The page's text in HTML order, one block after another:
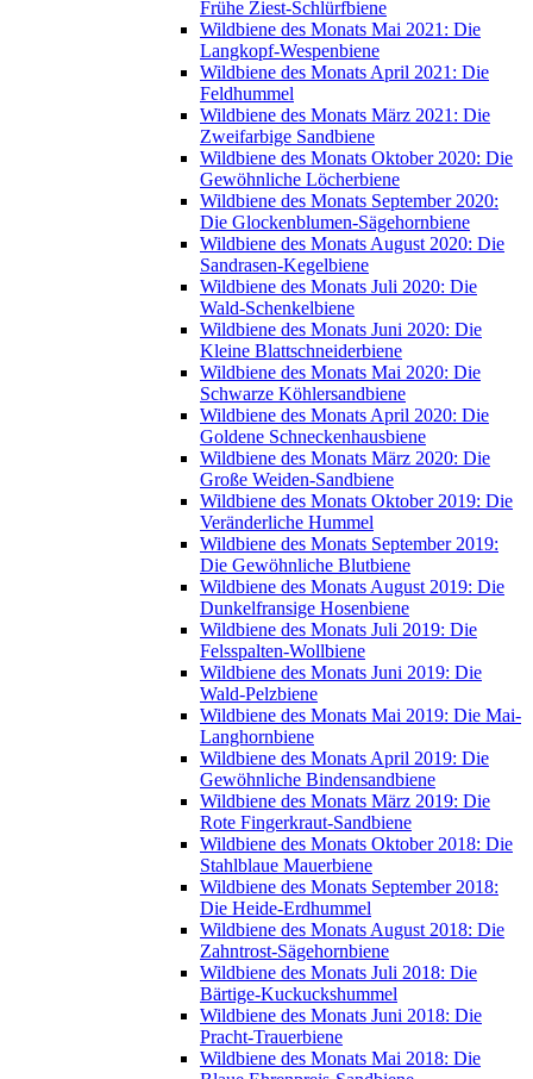
Frühe Ziest-Schlürfbiene
Wildbiene des Monats Mai 2021: Die
Langkopf-Wespenbiene
Wildbiene des Monats April 2021: Die
Feldhummel
Wildbiene des Monats März 2021: Die
Zweifarbige Sandbiene
Wildbiene des Monats Oktober 2020: Die
Gewöhnliche Löcherbiene
Wildbiene des Monats September 2020:
Die Glockenblumen-Sägehornbiene
Wildbiene des Monats August 2020: Die
Sandrasen-Kegelbiene
Wildbiene des Monats Juli 2020: Die
Wald-Schenkelbiene
Wildbiene des Monats Juni 2020: Die
Kleine Blattschneiderbiene
Wildbiene des Monats Mai 2020: Die
Schwarze Köhlersandbiene
Wildbiene des Monats April 2020: Die
Goldene Schneckenhausbiene
Wildbiene des Monats März 2020: Die
Große Weiden-Sandbiene
Wildbiene des Monats Oktober 2019: Die
Veränderliche Hummel
Wildbiene des Monats September 2019:
Die Gewöhnliche Blutbiene
Wildbiene des Monats August 2019: Die
Dunkelfransige Hosenbiene
Wildbiene des Monats Juli 2019: Die
Felsspalten-Wollbiene
Wildbiene des Monats Juni 2019: Die
Wald-Pelzbiene
Wildbiene des Monats Mai 2019: Die Mai-
Langhornbiene
Wildbiene des Monats April 2019: Die
Gewöhnliche Bindensandbiene
Wildbiene des Monats März 2019: Die
Rote Fingerkraut-Sandbiene
Wildbiene des Monats Oktober 2018: Die
Stahlblaue Mauerbiene
Wildbiene des Monats September 2018:
Die Heide-Erdhummel
Wildbiene des Monats August 2018: Die
Zahntrost-Sägehornbiene
Wildbiene des Monats Juli 2018: Die
Bärtige-Kuckuckshummel
Wildbiene des Monats Juni 2018: Die
Pracht-Trauerbiene
Wildbiene des Monats Mai 2018: Die